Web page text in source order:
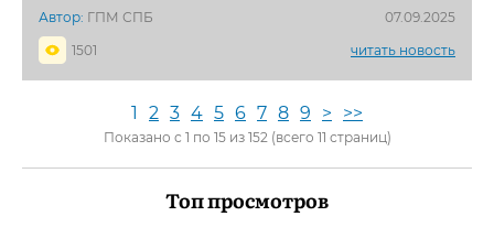
Автор: ГПМ СПБ
07.09.2025
1501
читать новость
1 2 3 4 5 6 7 8 9 > >>
Показано с 1 по 15 из 152 (всего 11 страниц)
Топ просмотров